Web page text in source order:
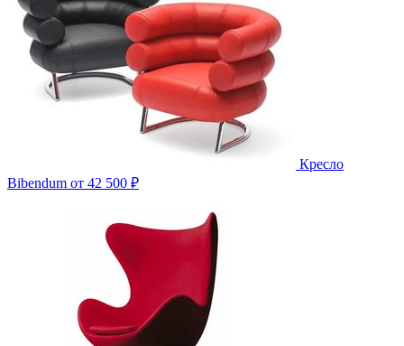
Кресло
Bibendum от 42 500 ₽